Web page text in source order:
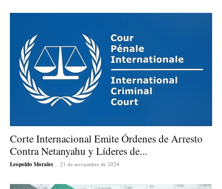
Corte Internacional Emite Órdenes de Arresto
Contra Netanyahu y Líderes de...
Leopoldo Morales - 21 de noviembre de 2024